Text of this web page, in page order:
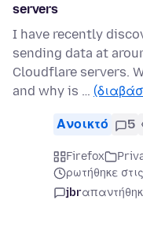
servers
I have recently
sending data at
Cloudflare servers.
and why is …
Ανοικτό 5
Firefox
ρωτήθηκε
jbr